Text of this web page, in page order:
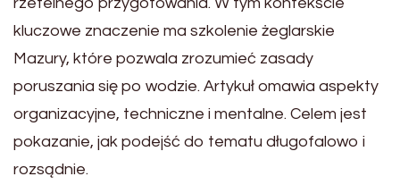
kluczowe znaczenie ma szkolenie żeglarskie
Mazury, które pozwala zrozumieć zasady
poruszania się po wodzie. Artykuł omawia aspekty
organizacyjne, techniczne i mentalne. Celem jest
pokazanie, jak podejść do tematu długofalowo i
rozsądnie.